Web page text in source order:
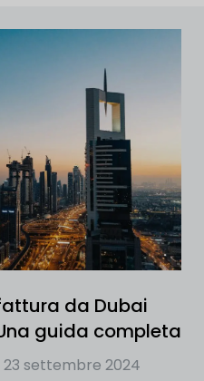
da Dubai
guida completa
23 settembre 2024